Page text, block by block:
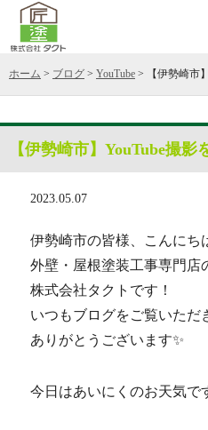
ホーム > ブログ > YouTube > 【伊勢崎市
【伊勢崎市】YouTube撮影
2023.05.07
伊勢崎市の皆様、こんにち
外壁・屋根塗装工事専門店
株式会社タクトです！
いつもブログをご覧いただ
ありがとうございます✨
今日はあいにくのお天気で